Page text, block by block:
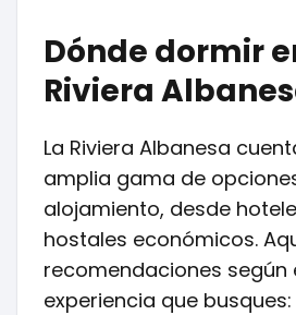
Dónde dormir
Riviera
La Riviera Albanesa
amplia gama de
alojamiento, desde
hostales económicos.
recomendaciones según
experiencia que busques: